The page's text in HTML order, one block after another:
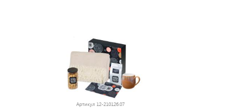
Артикул 12-210126.07